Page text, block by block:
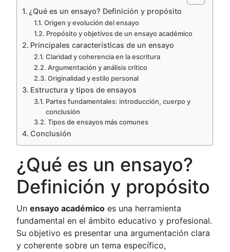
¿Qué es un ensayo? Definición y propósito
Origen y evolución del ensayo
Propósito y objetivos de un ensayo académico
Principales características de un ensayo
Claridad y coherencia en la escritura
Argumentación y análisis crítico
Originalidad y estilo personal
Estructura y tipos de ensayos
Partes fundamentales: introducción, cuerpo y
conclusión
Tipos de ensayos más comunes
Conclusión
¿Qué es un ensayo?
Definición y propósito
Unensayo académico es una herramienta
fundamental en el ámbito educativo y profesional.
Su objetivo es presentar una argumentación clara
y coherente sobre un tema específico,